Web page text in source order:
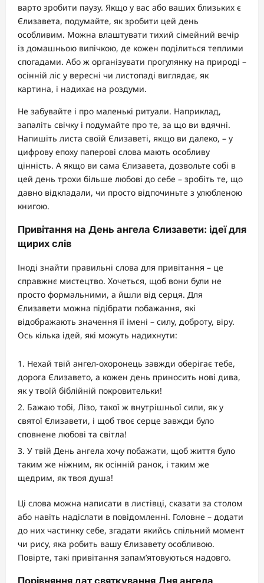
варто зробити паузу. Якщо у вас або ваших близьких є
Єлизавета, подумайте, як зробити цей день
особливим. Можна влаштувати тихий сімейний вечір
із домашньою випічкою, де кожен поділиться теплими
спогадами. Або ж організувати прогулянку на природі –
осінній ліс у вересні чи листопаді виглядає, як
картина, і надихає на роздуми.
Не забувайте і про маленькі ритуали. Наприклад,
запаліть свічку і подумайте про те, за що ви вдячні.
Напишіть листа своїй Єлизаветі, якщо ви далеко, – у
цифрову епоху паперові слова мають особливу
цінність. А якщо ви сама Єлизавета, дозвольте собі в
цей день трохи більше любові до себе – зробіть те, що
давно відкладали, чи просто відпочиньте з улюбленою
книгою.
Привітання на День ангела Єлизавети: ідеї для
щирих слів
Іноді знайти правильні слова для привітання – це
справжнє мистецтво. Хочеться, щоб вони були не
просто формальними, а йшли від серця. Для
Єлизавети можна підібрати побажання, які
відображають значення її імені – силу, доброту, віру.
Ось кілька ідей, які можуть надихнути:
Нехай твій ангел-охоронець завжди оберігає тебе,
дорога Єлизавето, а кожен день приносить нові дива,
як у твоїй біблійній покровительки!
Бажаю тобі, Лізо, такої ж внутрішньої сили, як у
святої Єлизавети, і щоб твоє серце завжди було
сповнене любові та світла!
У твій День ангела хочу побажати, щоб життя було
таким же ніжним, як осінній ранок, і таким же
щедрим, як твоя душа!
Ці слова можна написати в листівці, сказати за столом
або навіть надіслати в повідомленні. Головне – додати
до них частинку себе, згадати якийсь спільний момент
чи рису, яка робить вашу Єлизавету особливою.
Повірте, такі привітання запам’ятовуються надовго.
Порівняння дат святкування Дня ангела